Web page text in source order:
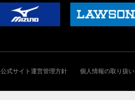
公式サイト運営管理方針 個人情報の取り扱い